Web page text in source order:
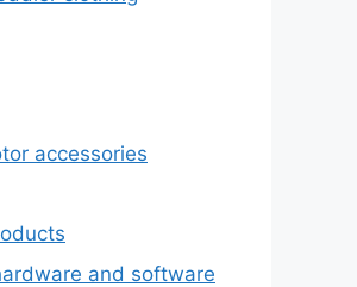
accessories
and software